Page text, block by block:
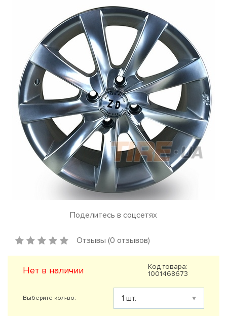
Поделитесь в соцсетях
Отзывы (0 отзывов)
Нет в наличии
Код товара:
1001468673
Выберите кол-во: